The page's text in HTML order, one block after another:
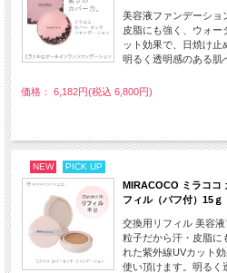
美容液ファンデーショ
皮脂にも強く、ウォー
ット効果で、日焼け止
明るく透明感のある肌
価格： 6,182円(税込 6,800円)
NEW PICK UP
MIRACOCO ミラココ
フィル（パフ付）15ｇ
交換用リフィル 美容
粒子だから汗・皮脂に
れた紫外線UVカット
使い頂けます。明るく